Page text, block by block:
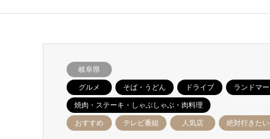
岐阜県
グルメ そば・うどん ドライブ ランドマ
焼肉・ステーキ・しゃぶしゃぶ・肉料理
おすすめ テレビ番組 人気店 絶対行きたい